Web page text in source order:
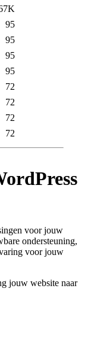
95
95
95
95
72
72
72
72
voor jouw
ondersteuning,
voor jouw
jouw website naar